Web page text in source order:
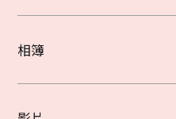
相簿